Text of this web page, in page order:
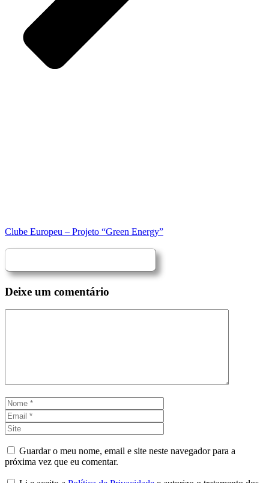
Clube Europeu – Projeto “Green Energy”
Deixe um comentário
Nome
Guardar o meu nome, email e site neste navegador para a
próxima vez que eu comentar.